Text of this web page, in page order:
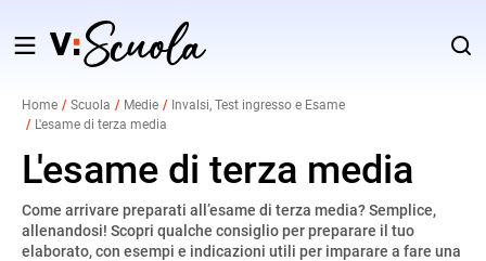
Salta
contenuto
Home Scuola Medie
Invalsi, Test ingresso e Esame
L'esame di terza media
L'esame di terza media
Come arrivare preparati all’esame di terza media? Semplice,
allenandosi! Scopri qualche consiglio per preparare il tuo
elaborato, con esempi e indicazioni utili per imparare a fare una